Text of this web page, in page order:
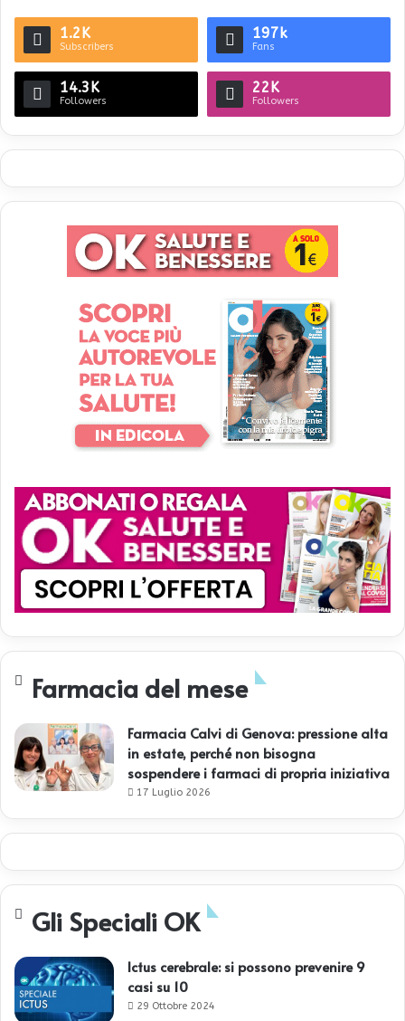
1.2K
Subscribers
197k
Fans
14.3K
Followers
22K
Followers
Farmacia del mese
Farmacia Calvi di Genova: pressione alta
in estate, perché non bisogna
sospendere i farmaci di propria iniziativa
17 Luglio 2026
Gli Speciali OK
Ictus cerebrale: si possono prevenire 9
casi su 10
29 Ottobre 2024